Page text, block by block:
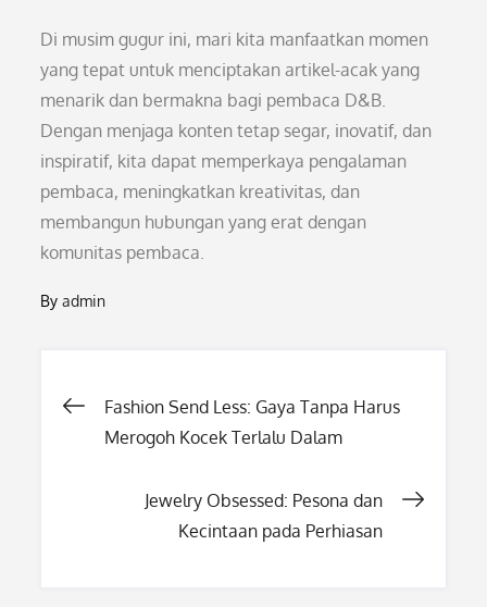
Di musim gugur ini, mari kita manfaatkan momen
yang tepat untuk menciptakan artikel-acak yang
menarik dan bermakna bagi pembaca D&B.
Dengan menjaga konten tetap segar, inovatif, dan
inspiratif, kita dapat memperkaya pengalaman
pembaca, meningkatkan kreativitas, dan
membangun hubungan yang erat dengan
komunitas pembaca.
Byadmin
Post
Fashion Send Less: Gaya Tanpa Harus
Merogoh Kocek Terlalu Dalam
Jewelry Obsessed: Pesona dan
Kecintaan pada Perhiasan